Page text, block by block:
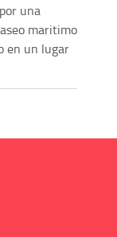
una
maritimo
en un lugar